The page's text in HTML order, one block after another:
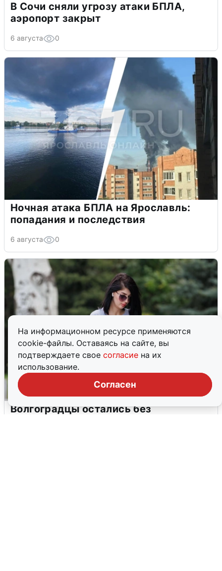
На информационном ресурсе применяются
cookie-файлы. Оставаясь на сайте, вы
подтверждаете свое согласие на их
использование.
Согласен
В Сочи сняли угрозу атаки БПЛА,
аэропорт закрыт
6 августа 0
Ночная атака БПЛА на Ярославль:
попадания и последствия
6 августа 0
Волгоградцы остались без